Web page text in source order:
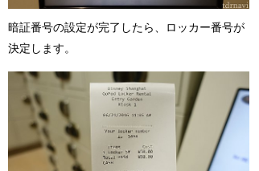
暗証番号の設定が完了したら、ロッカー番号が
決定します。